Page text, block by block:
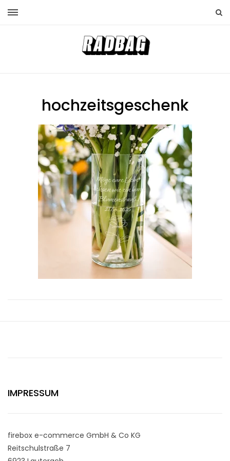
hochzeitsgeschenk
IMPRESSUM
firebox e-commerce GmbH & Co KG
Reitschulstraße 7